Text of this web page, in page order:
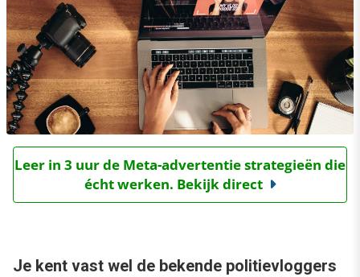
Leer in 3 uur de Meta-advertentie strategieën die
écht werken. Bekijk direct
Je kent vast wel de bekende politievloggers